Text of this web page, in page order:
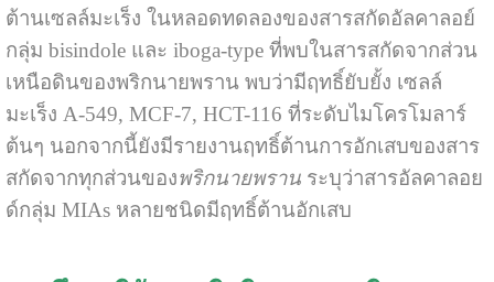
ต้านเซลล์มะเร็ง ในหลอดทดลองของสารสกัดอัลคาลอย์
กลุ่ม bisindole และ iboga-type ที่พบในสารสกัดจากส่วน
เหนือดินของพริกนายพรานพบว่ามีฤทธิ์ยับยั้ง เซลล์
มะเร็ง A-549, MCF-7, HCT-116 ที่ระดับไมโครโมลาร์
ต้นๆ นอกจากนี้ยังมีรายงานฤทธิ์ต้านการอักเสบของสาร
สกัดจากทุกส่วนของพริกนายพรานระบุว่าสารอัลคาลอย
ด์กลุ่ม MIAs หลายชนิดมีฤทธิ์ต้านอักเสบ